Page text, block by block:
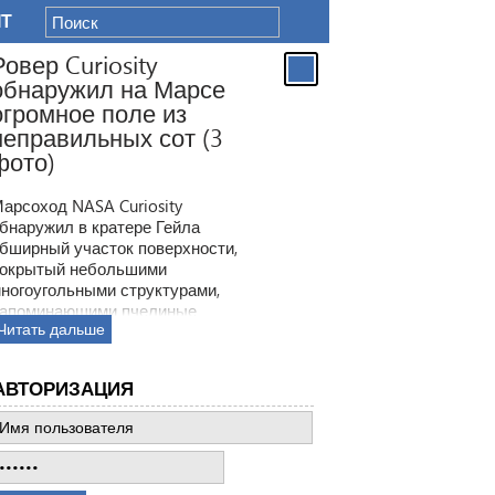
Curiosity
на Марсе
поле из
сот (3
NASA Curiosity
в кратере Гейла
участок поверхности,
небольшими
структурами,
пчелиные
Ранее ровер находил
все предыдущее такие
дальше